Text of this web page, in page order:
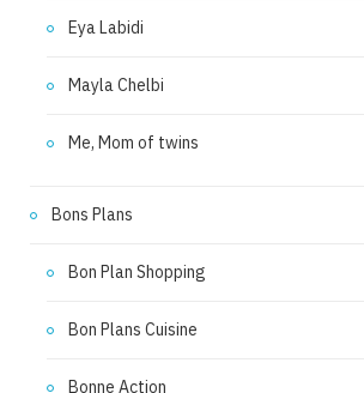
Eya Labidi
Mayla Chelbi
Me, Mom of twins
Bons Plans
Bon Plan Shopping
Bon Plans Cuisine
Bonne Action